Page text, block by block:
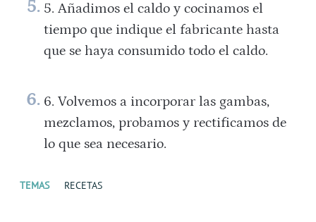
Añadimos el caldo y cocinamos el
tiempo que indique el fabricante hasta
que se haya consumido todo el caldo.
Volvemos a incorporar las gambas,
mezclamos, probamos y rectificamos de
lo que sea necesario.
TEMAS RECETAS